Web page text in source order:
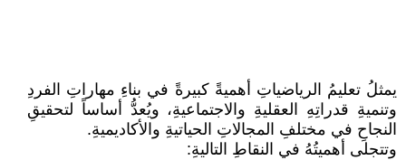
يمثلُ تعليمُ الرياضياتِ أهميةً كبيرةً في بناءِ مهاراتِ الفردِ
وتنميةِ قدراتِهِ العقليةِ والاجتماعيةِ، ويُعدُّ أساساً لتحقيقِ
النجاحِ في مختلفِ المجالاتِ الحياتيةِ والأكاديميةِ.
وتتجلى أهميتُهُ في النقاطِ التاليةِ: